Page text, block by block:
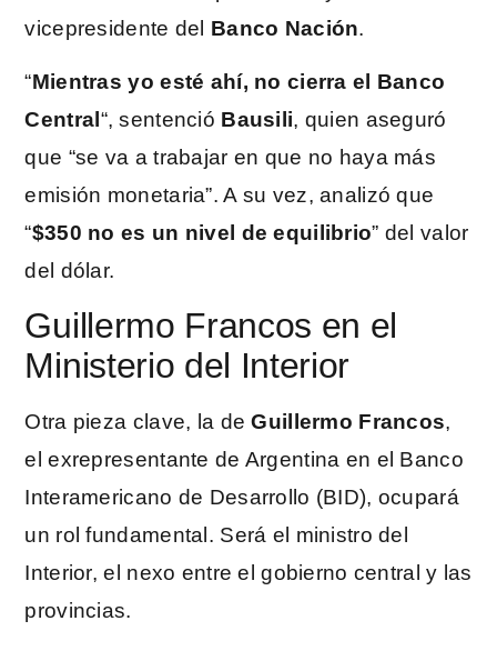
vicepresidente del Banco Nación.
“Mientras yo esté ahí, no cierra el Banco
Central “, sentenció Bausili, quien aseguró
que “se va a trabajar en que no haya más
emisión monetaria”. A su vez, analizó que
“$350 no es un nivel de equilibrio” del valor
del dólar.
Guillermo Francos en el
Ministerio del Interior
Otra pieza clave, la deGuillermo Francos,
el exrepresentante de Argentina en el Banco
Interamericano de Desarrollo (BID), ocupará
un rol fundamental. Será el ministro del
Interior, el nexo entre el gobierno central y las
provincias.